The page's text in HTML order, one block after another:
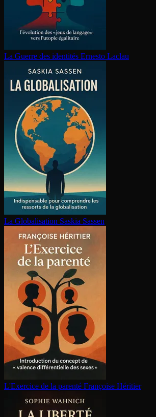
La Guerre des identités Ernesto Laclau
La Glo­ba­li­sa­tion Saskia Sassen
L'Exercice de la parenté Françoise Héritier